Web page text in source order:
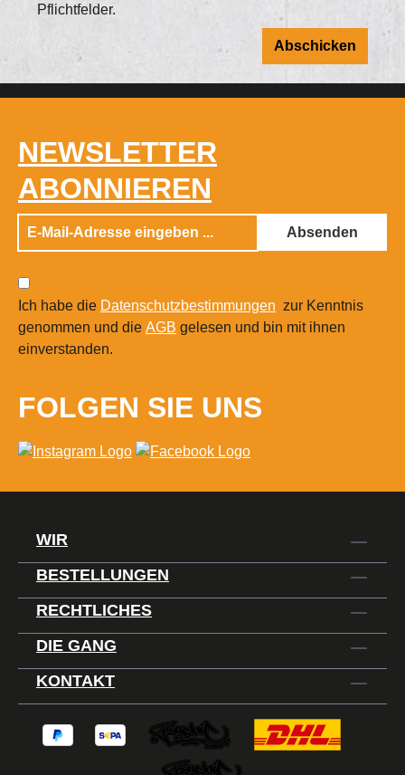
Pflichtfelder.
Abschicken
NEWSLETTER
ABONNIEREN
Absenden
Ich habe die Datenschutzbestimmungen zur Kenntnis
genommen und die AGB gelesen und bin mit ihnen
einverstanden.
FOLGEN SIE UNS
WIR
BESTELLUNGEN
RECHTLICHES
DIE GANG
KONTAKT